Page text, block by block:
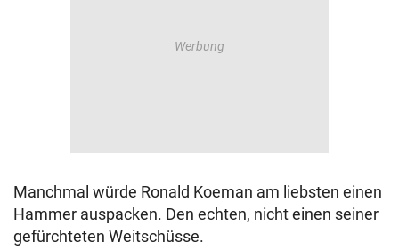
Manchmal würde Ronald Koeman am liebsten einen
Hammer auspacken. Den echten, nicht einen seiner
gefürchteten Weitschüsse.